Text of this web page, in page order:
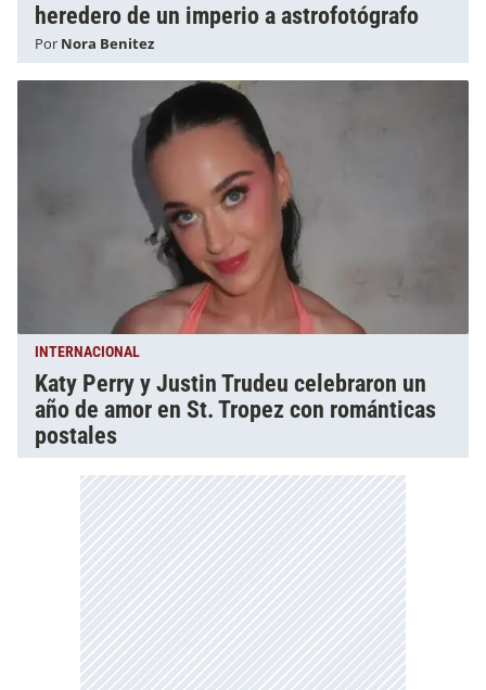
heredero de un imperio a astrofotógrafo
Por Nora Benitez
INTERNACIONAL
Katy Perry y Justin Trudeu celebraron un
año de amor en St. Tropez con románticas
postales